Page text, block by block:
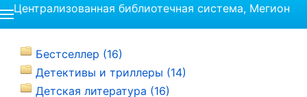
Централизованная библиотечная система, Мегион
Бестселлер (16)
Детективы и триллеры (14)
Детская литература (16)